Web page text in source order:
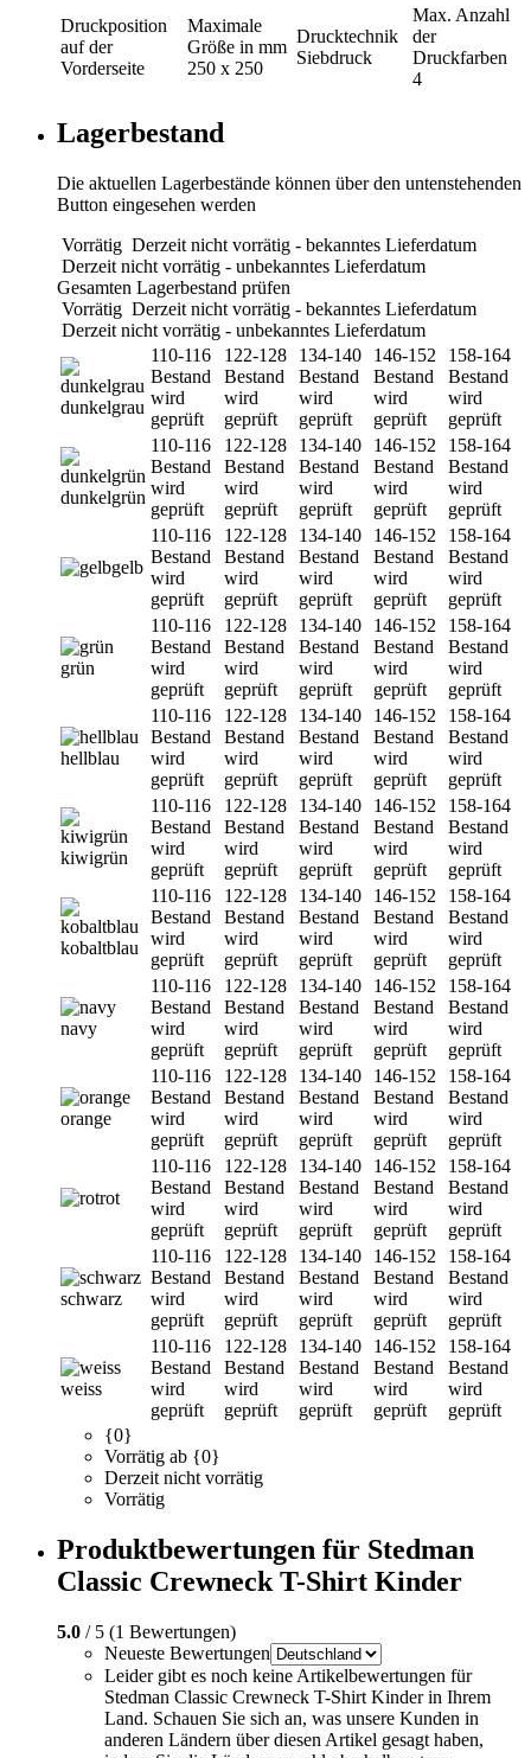
Druckposition
auf der
Vorderseite
Maximale
Größe in mm
250 x 250
Drucktechnik
Siebdruck
Max. Anzahl
der
Druckfarben
4
Lagerbestand
Die aktuellen Lagerbestände können über den untenstehenden
Button eingesehen werden
Vorrätig Derzeit nicht vorrätig - bekanntes Lieferdatum
Derzeit nicht vorrätig - unbekanntes Lieferdatum
Gesamten Lagerbestand prüfen
Vorrätig Derzeit nicht vorrätig - bekanntes Lieferdatum
Derzeit nicht vorrätig - unbekanntes Lieferdatum
dunkelgrau
110-116
Bestand
wird
geprüft
122-128
Bestand
wird
geprüft
134-140
Bestand
wird
geprüft
146-152
Bestand
wird
geprüft
158-164
Bestand
wird
geprüft
dunkelgrün
110-116
Bestand
wird
geprüft
122-128
Bestand
wird
geprüft
134-140
Bestand
wird
geprüft
146-152
Bestand
wird
geprüft
158-164
Bestand
wird
geprüft
gelb
110-116
Bestand
wird
geprüft
122-128
Bestand
wird
geprüft
134-140
Bestand
wird
geprüft
146-152
Bestand
wird
geprüft
158-164
Bestand
wird
geprüft
grün
110-116
Bestand
wird
geprüft
122-128
Bestand
wird
geprüft
134-140
Bestand
wird
geprüft
146-152
Bestand
wird
geprüft
158-164
Bestand
wird
geprüft
hellblau
110-116
Bestand
wird
geprüft
122-128
Bestand
wird
geprüft
134-140
Bestand
wird
geprüft
146-152
Bestand
wird
geprüft
158-164
Bestand
wird
geprüft
kiwigrün
110-116
Bestand
wird
geprüft
122-128
Bestand
wird
geprüft
134-140
Bestand
wird
geprüft
146-152
Bestand
wird
geprüft
158-164
Bestand
wird
geprüft
kobaltblau
110-116
Bestand
wird
geprüft
122-128
Bestand
wird
geprüft
134-140
Bestand
wird
geprüft
146-152
Bestand
wird
geprüft
158-164
Bestand
wird
geprüft
navy
110-116
Bestand
wird
geprüft
122-128
Bestand
wird
geprüft
134-140
Bestand
wird
geprüft
146-152
Bestand
wird
geprüft
158-164
Bestand
wird
geprüft
orange
110-116
Bestand
wird
geprüft
122-128
Bestand
wird
geprüft
134-140
Bestand
wird
geprüft
146-152
Bestand
wird
geprüft
158-164
Bestand
wird
geprüft
rot
110-116
Bestand
wird
geprüft
122-128
Bestand
wird
geprüft
134-140
Bestand
wird
geprüft
146-152
Bestand
wird
geprüft
158-164
Bestand
wird
geprüft
schwarz
110-116
Bestand
wird
geprüft
122-128
Bestand
wird
geprüft
134-140
Bestand
wird
geprüft
146-152
Bestand
wird
geprüft
158-164
Bestand
wird
geprüft
weiss
110-116
Bestand
wird
geprüft
122-128
Bestand
wird
geprüft
134-140
Bestand
wird
geprüft
146-152
Bestand
wird
geprüft
158-164
Bestand
wird
geprüft
{0}
Vorrätig ab {0}
Derzeit nicht vorrätig
Vorrätig
Produktbewertungen für Stedman
Classic Crewneck T-Shirt Kinder
5.0 / 5 (1 Bewertungen)
Neueste Bewertungen
Leider gibt es noch keine Artikelbewertungen für
Stedman Classic Crewneck T-Shirt Kinder in Ihrem
Land. Schauen Sie sich an, was unsere Kunden in
anderen Ländern über diesen Artikel gesagt haben,